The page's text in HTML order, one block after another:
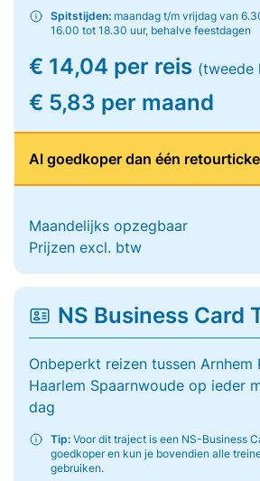
Spitstijden: maandag t/m vrijdag van
16.00 tot 18.30 uur, behalve feestdagen
€ 14,04 per reis (tweede
€ 5,83 per maand
Al goedkoper dan één
Maandelijks opzegbaar
Prijzen excl. btw
NS Business Card
Onbeperkt reizen tussen Arnhem
Haarlem Spaarnwoude op ieder
dag
Tip: Voor dit traject is een NS-Business
goedkoper en kun je bovendien alle
gebruiken.